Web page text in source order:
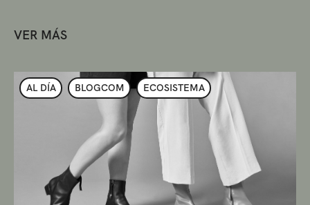
VER MÁS
AL DÍA BLOGCOM ECOSISTEMA